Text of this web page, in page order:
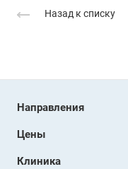
Назад к списку
Направления
Цены
Клиника